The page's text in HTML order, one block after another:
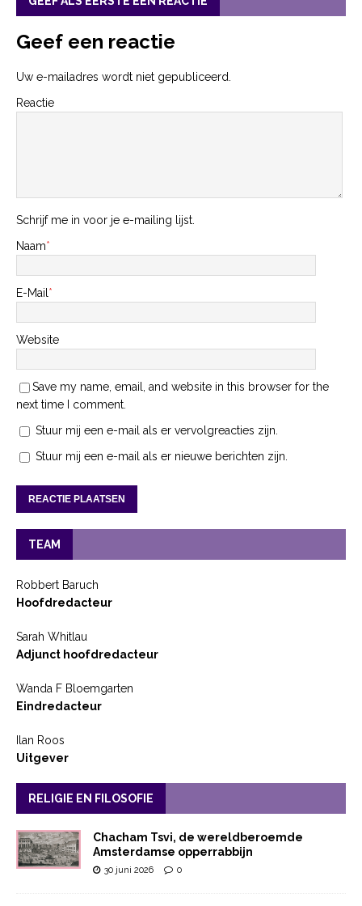
Geef een reactie
Uw e-mailadres wordt niet gepubliceerd.
Reactie
Schrijf me in voor je e-mailing lijst.
Naam*
E-Mail *
Website
Save my name, email, and website in this browser for the
next time I comment.
Stuur mij een e-mail als er vervolgreacties zijn.
Stuur mij een e-mail als er nieuwe berichten zijn.
TEAM
Robbert Baruch
Hoofdredacteur
Sarah Whitlau
Adjunct hoofdredacteur
Wanda F Bloemgarten
Eindredacteur
Ilan Roos
Uitgever
RELIGIE EN FILOSOFIE
Chacham Tsvi, de wereldberoemde
Amsterdamse opperrabbijn
30 juni 2026 0